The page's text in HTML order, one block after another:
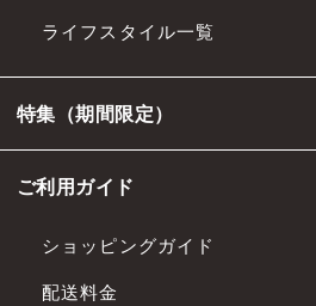
ライフスタイル一覧
特集（期間限定）
ご利用ガイド
ショッピングガイド
配送料金